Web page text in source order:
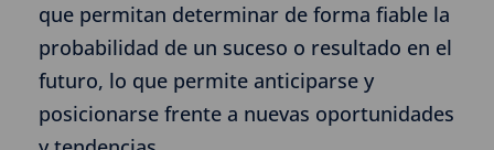
que permitan determinar de forma fiable la
probabilidad de un suceso o resultado en el
futuro, lo que permite anticiparse y
posicionarse frente a nuevas oportunidades